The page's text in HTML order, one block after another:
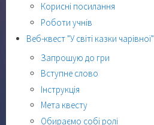
Корисні посилання
Роботи учнів
Веб-квест "У світі казки чарівної"
Запрошую до гри
Вступне слово
Інструкція
Мета квесту
Обираємо собі ролі